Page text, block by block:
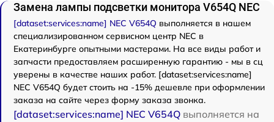
Замена лампы подсветки монитора V654Q NEC
[dataset:services:name] NEC V654Q выполняется в нашем
специализированном сервисном центр NEC в
Екатеринбурге опытными мастерами. На все виды работ и
запчасти предоставляем расширенную гарантию - мы в сц
уверены в качестве наших работ. [dataset:services:name]
NEC V654Q будет стоить на -15% дешевле при оформлении
заказа на сайте через форму заказа звонка.
[dataset:services:name] NEC V654Q выполняется на